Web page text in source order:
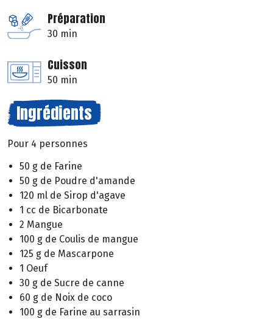
Préparation
30 min
Cuisson
50 min
Ingrédients
Pour 4 personnes
50 g de Farine
50 g de Poudre d'amande
120 ml de Sirop d'agave
1 cc de Bicarbonate
2 Mangue
100 g de Coulis de mangue
125 g de Mascarpone
1 Oeuf
30 g de Sucre de canne
60 g de Noix de coco
100 g de Farine au sarrasin